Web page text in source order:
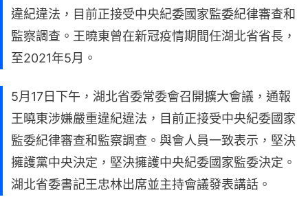
違紀違法，目前正接受中央紀委國家監委紀律審查和
監察調查。王曉東曾在新冠疫情期間任湖北省省長，
至2021年5月。
5月17日下午，湖北省委常委會召開擴大會議，通報
王曉東涉嫌嚴重違紀違法，目前正接受中央紀委國家
監委紀律審查和監察調查。與會人員一致表示，堅決
擁護黨中央決定，堅決擁護中央紀委國家監委決定。
湖北省委書記王忠林出席並主持會議發表講話。